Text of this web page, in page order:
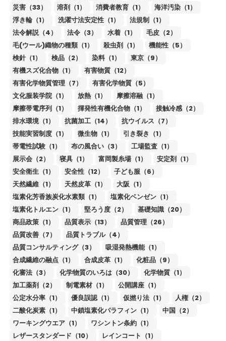
災害（33）
溶剤（1） 消費者教育（1）
海洋汚染（1）
浮き輪（1）
洗濯寸法安定性（1）
法規制（1）
法令解説（4）
法令（3） 水着（1）
毛皮（2）
毛(ウール)織物の種類（1）
殺虫剤（1）
機能性（5）
検針（1）
検品（2） 染料（1）
東京（9）
有機スズ化合物（1）
有害物質（12）
有害化学物質管理（7）
有害化学物質（5）
文化服装学院（1）
放熱（1）
摩擦溶融（1）
摩擦帯電序列（1）
揮発性有機化合物（1）
接触冷感（2）
排水環境（1）
抗菌加工（14）
抗ウイルス（7）
技能実習制度（1）
微生物（1）
引き裂き（1）
帯電性試験（1）
布の風合い（3）
工場監査（1）
展示会（2）
寝具（1） 富岡製糸場（1）
安定剤（1）
安全衛生（1）
安全性（12）
子ども服（6）
天然繊維（1）
天然皮革（1）
大阪（1）
塩素化芳香族炭化水素類（1）
塩素化ベンゼン（1）
塩素化トルエン（1）
堅ろう度（2）
基礎知識（20）
商品政策（1）
品質表示（13）
品質管理（26）
品質改善（7）
品質トラブル（4）
品質コンサルティング（3）
吸湿発熱機能（1）
合成繊維の融点（1）
合成皮革（1）
化粧品（9）
化審法（3）
化学物質のいろは（30）
化学物質（1）
加工薬剤（2）
制電素材（1）
公開講座（1）
公定水分率（1）
優良誤認（1） 仮撚り法（1）
人権（2）
二酸化炭素（1）
中鎖塩素化パラフィン（1）
中国（2）
ワーキングウエア（1）
ワシントン条約（1）
レザースタンダード（10）
レインコート（1）